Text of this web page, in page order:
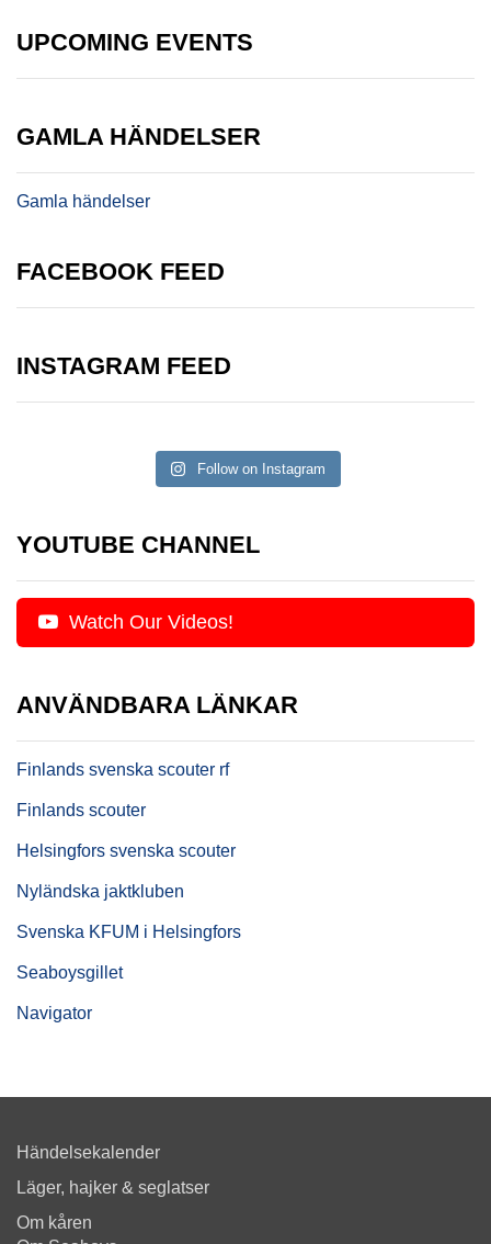
UPCOMING EVENTS
GAMLA HÄNDELSER
Gamla händelser
FACEBOOK FEED
INSTAGRAM FEED
Follow on Instagram
YOUTUBE CHANNEL
Watch Our Videos!
ANVÄNDBARA LÄNKAR
Finlands svenska scouter rf
Finlands scouter
Helsingfors svenska scouter
Nyländska jaktkluben
Svenska KFUM i Helsingfors
Seaboysgillet
Navigator
Händelsekalender
Läger, hajker & seglatser
Om kåren